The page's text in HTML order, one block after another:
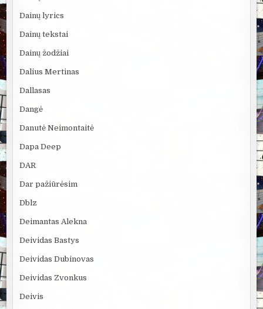
Dainų lyrics
Dainų tekstai
Dainų žodžiai
Dalius Mertinas
Dallasas
Dangė
Danutė Neimontaitė
Dapa Deep
DAR
Dar pažiūrėsim
Dblz
Deimantas Alekna
Deividas Bastys
Deividas Dubinovas
Deividas Zvonkus
Deivis